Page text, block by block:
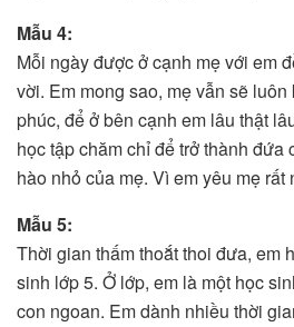
Mẫu 4:
Mỗi ngày được ở cạnh mẹ với em
vời. Em mong sao, mẹ vẫn sẽ
phúc, để ở bên cạnh em lâu thật
học tập chăm chỉ để trở thành đứa
hào nhỏ của mẹ. Vì em yêu mẹ rất
Mẫu 5:
Thời gian thấm thoắt thoi đưa, em
sinh lớp 5. Ở lớp, em là một học
con ngoan. Em dành nhiều thời